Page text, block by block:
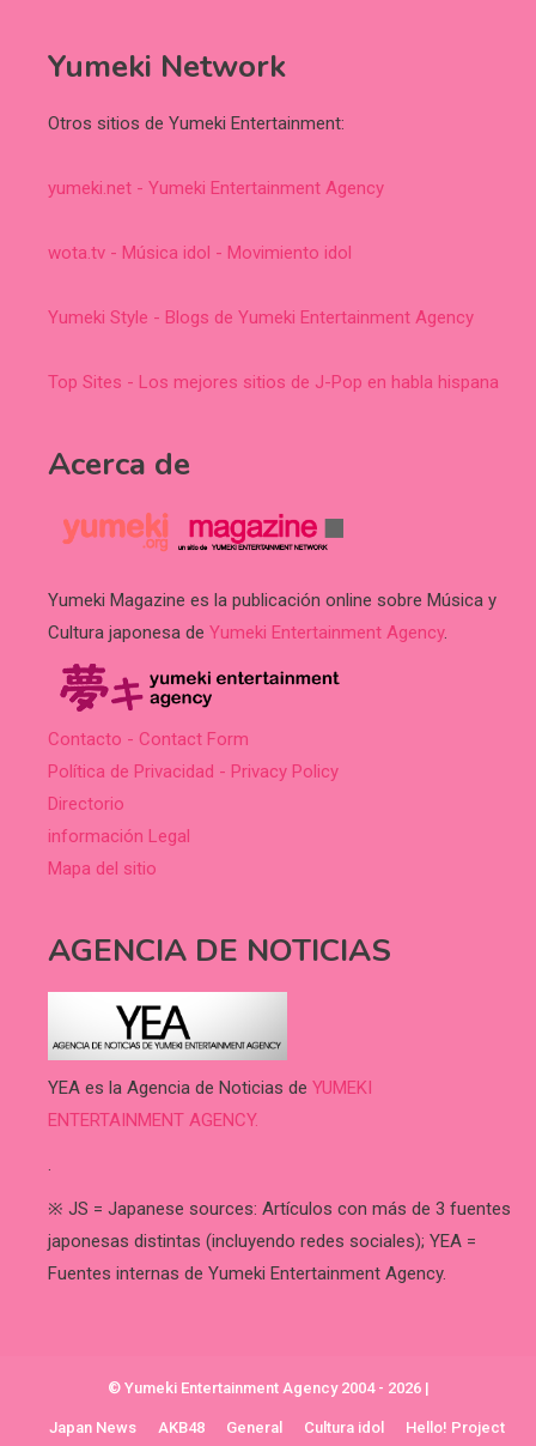
Yumeki Network
Otros sitios de Yumeki Entertainment:
yumeki.net - Yumeki Entertainment Agency
wota.tv - Música idol - Movimiento idol
Yumeki Style - Blogs de Yumeki Entertainment Agency
Top Sites - Los mejores sitios de J-Pop en habla hispana
Acerca de
Yumeki Magazine es la publicación online sobre Música y
Cultura japonesa de Yumeki Entertainment Agency.
Contacto - Contact Form
Política de Privacidad - Privacy Policy
Directorio
información Legal
Mapa del sitio
AGENCIA DE NOTICIAS
YEA es la Agencia de Noticias de YUMEKI
ENTERTAINMENT AGENCY.
.
※ JS = Japanese sources: Artículos con más de 3 fuentes
japonesas distintas (incluyendo redes sociales); YEA =
Fuentes internas de Yumeki Entertainment Agency.
© Yumeki Entertainment Agency 2004 - 2026 |
Japan News AKB48 General Cultura idol Hello! Project